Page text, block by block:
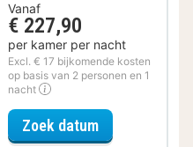
Vanaf
€ 227,90
per kamer per nacht
Excl. € 17 bijkomende kosten
op basis van 2 personen en 1
nacht
Zoek datumvoor Diner